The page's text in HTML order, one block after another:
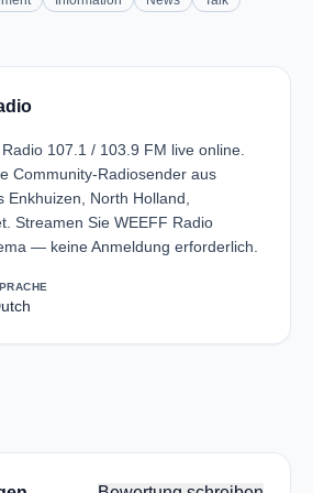
107.1 / 103.9 FM live online.
Community-Radiosender aus
Enkhuizen, North Holland,
Streamen Sie WEEFF Radio
— keine Anmeldung erforderlich.